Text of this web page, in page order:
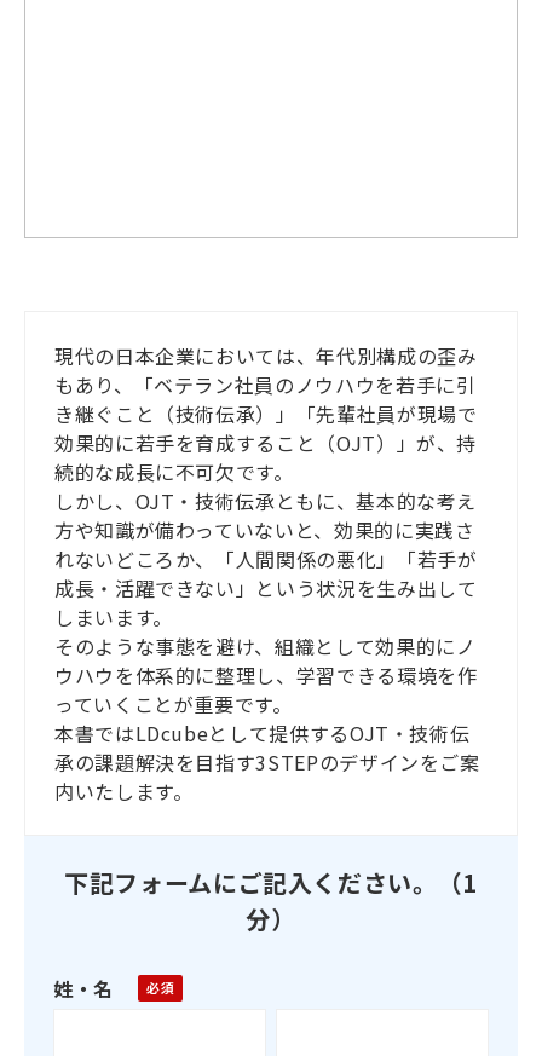
現代の日本企業においては、年代別構成の歪み
もあり、「ベテラン社員のノウハウを若手に引
き継ぐこと（技術伝承）」「先輩社員が現場で
効果的に若手を育成すること（OJT）」が、持
続的な成長に不可欠です。
しかし、OJT・技術伝承ともに、基本的な考え
方や知識が備わっていないと、効果的に実践さ
れないどころか、「人間関係の悪化」「若手が
成長・活躍できない」という状況を生み出して
しまいます。
そのような事態を避け、組織として効果的にノ
ウハウを体系的に整理し、学習できる環境を作
っていくことが重要です。
本書ではLDcubeとして提供するOJT・技術伝
承の課題解決を目指す3STEPのデザインをご案
内いたします。
下記フォームにご記入ください。（1
分）
姓・名